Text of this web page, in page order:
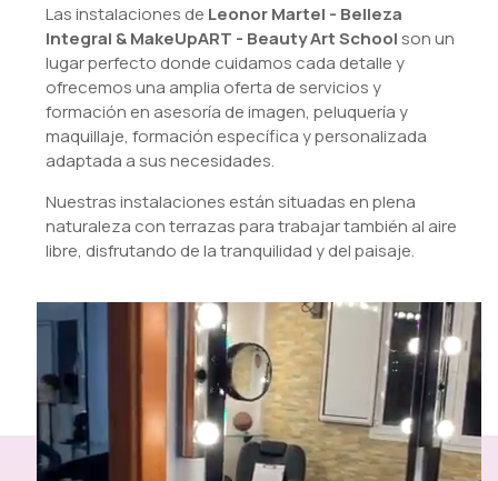
Las instalaciones de Leonor Martel - Belleza
Integral & MakeUpART - Beauty Art School son un
lugar perfecto donde cuidamos cada detalle y
ofrecemos una amplia oferta de servicios y
formación en asesoría de imagen, peluquería y
maquillaje, formación específica y personalizada
adaptada a sus necesidades.
Nuestras instalaciones están situadas en plena
naturaleza con terrazas para trabajar también al aire
libre, disfrutando de la tranquilidad y del paisaje.